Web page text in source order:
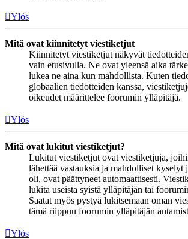
Ylös
Mitä ovat kiinnitetyt viestiketjut
Kiinnitetyt viestiketjut näkyvät
vain etusivulla. Ne ovat yleensä aika
lukea ne aina kun mahdollista. Kuten
globaalien tiedotteiden kanssa,
oikeudet määrittelee foorumin ylläpitäjä.
Ylös
Mitä ovat lukitut viestiketjut?
Lukitut viestiketjut ovat viestiketjuja,
lähettää vastauksia ja mahdolliset kyselyt
oli, ovat päättyneet automaattisesti.
lukita useista syistä ylläpitäjän tai
Saatat myös pystyä lukitsemaan oman
tämä riippuu foorumin ylläpitäjän
Ylös